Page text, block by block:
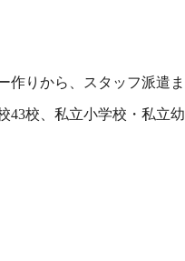
作りから、スタッフ派遣
43校、私立小学校・私立